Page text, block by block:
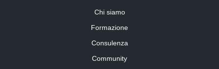
Chi siamo
Formazione
Consulenza
Community